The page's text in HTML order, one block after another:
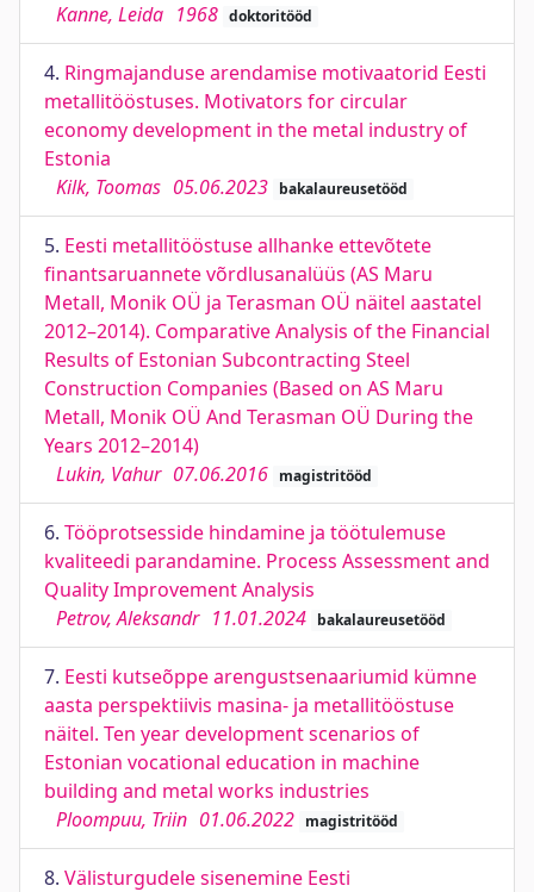
Kanne, Leida 1968 doktoritööd
4. Ringmajanduse arendamise motivaatorid Eesti
metallitööstuses. Motivators for circular
economy development in the metal industry of
Estonia
Kilk, Toomas 05.06.2023 bakalaureusetööd
5. Eesti metallitööstuse allhanke ettevõtete
finantsaruannete võrdlusanalüüs (AS Maru
Metall, Monik OÜ ja Terasman OÜ näitel aastatel
2012–2014). Comparative Analysis of the Financial
Results of Estonian Subcontracting Steel
Construction Companies (Based on AS Maru
Metall, Monik OÜ And Terasman OÜ During the
Years 2012–2014)
Lukin, Vahur 07.06.2016 magistritööd
6. Tööprotsesside hindamine ja töötulemuse
kvaliteedi parandamine. Process Assessment and
Quality Improvement Analysis
Petrov, Aleksandr 11.01.2024 bakalaureusetööd
7. Eesti kutseõppe arengustsenaariumid kümne
aasta perspektiivis masina- ja metallitööstuse
näitel. Ten year development scenarios of
Estonian vocational education in machine
building and metal works industries
Ploompuu, Triin 01.06.2022 magistritööd
8. Välisturgudele sisenemine Eesti